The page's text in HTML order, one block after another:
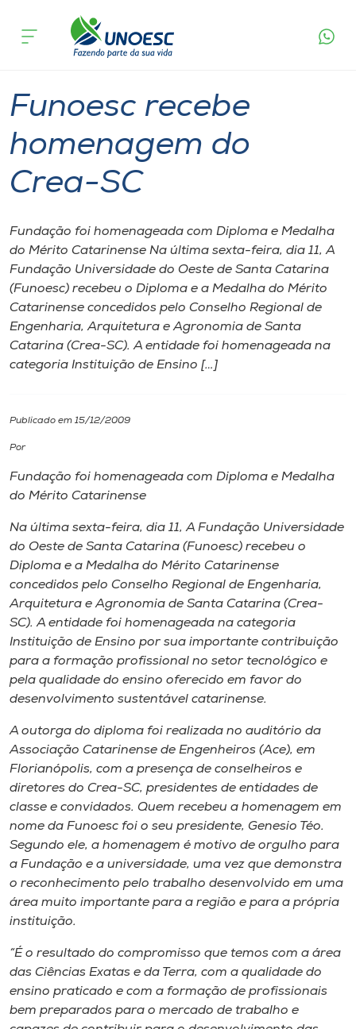
Cursos
Pesquisa
Atendimento ao Estudante
Portal de Ensino
A
Unoesc
Internacionalização
Cultura
CPA
Biblioteca
Editora
Rádio
Unoesc
Store
Selecione
A+
acontece
Funoesc recebe
homenagem do
Crea-SC
Fundação foi homenageada com Diploma e Medalha
do Mérito Catarinense Na última sexta-feira, dia 11, A
Fundação Universidade do Oeste de Santa Catarina
(Funoesc) recebeu o Diploma e a Medalha do Mérito
Catarinense concedidos pelo Conselho Regional de
Engenharia, Arquitetura e Agronomia de Santa
Catarina (Crea-SC). A entidade foi homenageada na
categoria Instituição de Ensino […]
Publicado em 15/12/2009
Por
Fundação foi homenageada com Diploma e Medalha
do Mérito Catarinense
Na última sexta-feira, dia 11, A Fundação Universidade
do Oeste de Santa Catarina (Funoesc) recebeu o
Diploma e a Medalha do Mérito Catarinense
concedidos pelo Conselho Regional de Engenharia,
Arquitetura e Agronomia de Santa Catarina (Crea-
SC). A entidade foi homenageada na categoria
Instituição de Ensino por sua importante contribuição
para a formação profissional no setor tecnológico e
pela qualidade do ensino oferecido em favor do
desenvolvimento sustentável catarinense.
A outorga do diploma foi realizada no auditório da
Associação Catarinense de Engenheiros (Ace), em
Florianópolis, com a presença de conselheiros e
diretores do Crea-SC, presidentes de entidades de
classe e convidados. Quem recebeu a homenagem em
nome da Funoesc foi o seu presidente, Genesio Téo.
Segundo ele, a homenagem é motivo de orgulho para
a Fundação e a universidade, uma vez que demonstra
o reconhecimento pelo trabalho desenvolvido em uma
área muito importante para a região e para a própria
instituição.
“É o resultado do compromisso que temos com a área
das Ciências Exatas e da Terra, com a qualidade do
ensino praticado e com a formação de profissionais
bem preparados para o mercado de trabalho e